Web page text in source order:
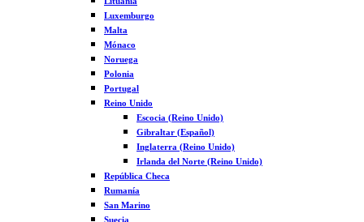
Luxemburgo
Malta
Mónaco
Noruega
Polonia
Portugal
Reino Unido
Escocia (Reino Unido)
Gibraltar (Español)
Inglaterra (Reino Unido)
Irlanda del Norte (Reino Unido)
República Checa
Rumanía
San Marino
Suecia